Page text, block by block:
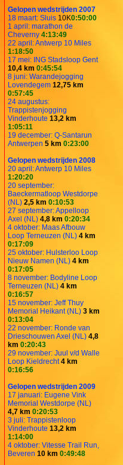
Gelopen wedstrijden 2007
18 maart: Sluis 10K0:50:00
1 april: marathon de
Cheverny 4:13:49
22 april: Antwerp 10 Miles
1:18:50
17 mei: ING Stadsloop Gent
10,4 km 0:45:54
8 juni: Warandejogging
Lovendegem 12,75 km
0:57:45
24 augustus:
Trappistenjogging
Vinderhoute 13,2 km
1:05:11
19 december: Q-Santarun
Antwerpen 5 km 0:23:00
Gelopen wedstrijden 2008
20 april: Antwerp 10 Miles
1:20:20
20 september:
Baeckermatloop Westdorpe
(NL) 2,5 km 0:10:53
27 september: Appelloop
Axel (NL) 4,8 km 0:20:34
4 oktober: Maas Afbouw
Loop Terneuzen (NL) 4 km
0:17:09
25 oktober: Hulsterloo Loop
Nieuw Namen (NL) 4 km
0:17:05
8 november: Bodyline Loop
Terneuzen (NL) 4 km
0:16:57
15 november: Jeff Thuy
Memorial Heikant (NL) 3 km
0:13:04
22 november: Ronde van
Drieschouwen Axel (NL) 4,8
km 0:20:43
29 november: Juul v/d Walle
Loop Kieldrecht4 km
0:16:56
Gelopen wedstrijden 2009
17 januari: Eugene Vink
Memorial Westdorpe (NL)
4,7 km 0:20:53
3 juli: Trappistenloop
Vinderhoute 13,2 km
1:14:00
4 oktober: Vitesse Trail Run,
Beveren 10 km 0:49:48